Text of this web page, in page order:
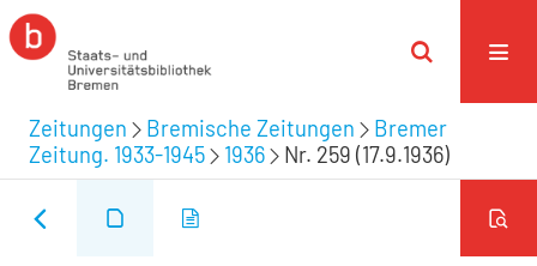
Zeitungen Bremische Zeitungen
Bremer
Zeitung. 1933-1945
1936 Nr. 259 (17.9.1936)